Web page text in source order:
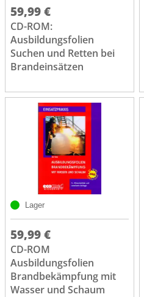
59,99 €
CD-ROM:
Ausbildungsfolien
Suchen und Retten bei
Brandeinsätzen
Lager
59,99 €
CD-ROM
Ausbildungsfolien
Brandbekämpfung mit
Wasser und Schaum